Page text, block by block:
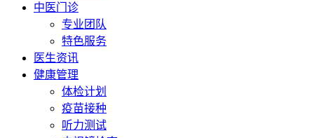
中医门诊
专业团队
特色服务
医生资讯
健康管理
体检计划
疫苗接种
听力测试